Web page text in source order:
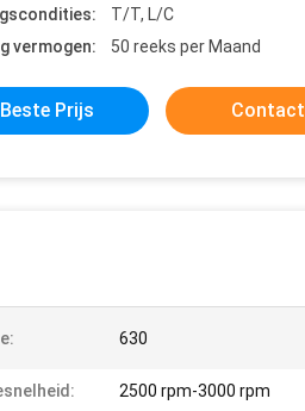
T/T, L/C
vermogen:
50 reeks per Maand
Beste Prijs Contact
630
2500 rpm-3000 rpm